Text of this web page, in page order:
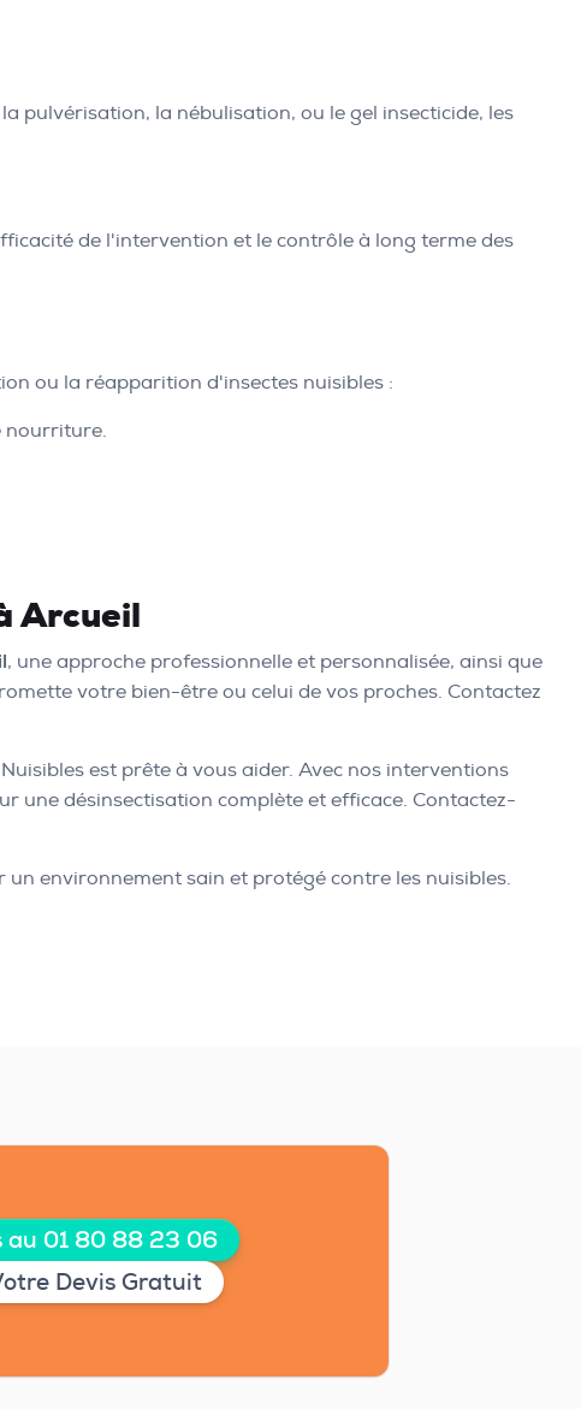
pulvérisation, la nébulisation, ou le gel insecticide, les
de l'intervention et le contrôle à long terme des
ou la réapparition d'insectes nuisibles :
nourriture.
Arcueil
, une approche professionnelle et personnalisée, ainsi que
votre bien-être ou celui de vos proches. Contactez
est prête à vous aider. Avec nos interventions
une désinsectisation complète et efficace. Contactez-
environnement sain et protégé contre les nuisibles.
au 01 80 88 23 06
Devis Gratuit